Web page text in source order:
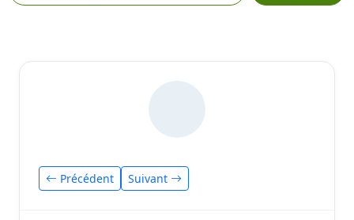
Précédent Suivant